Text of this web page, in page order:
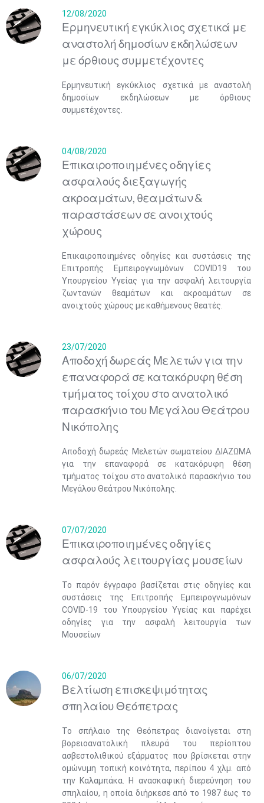
12/08/2020
Ερμηνευτική εγκύκλιος σχετικά με
αναστολή δημοσίων εκδηλώσεων
με όρθιους συμμετέχοντες
Ερμηνευτική εγκύκλιος σχετικά με αναστολή
δημοσίων εκδηλώσεων με όρθιους
συμμετέχοντες.
04/08/2020
Επικαιροποιημένες οδηγίες
ασφαλούς διεξαγωγής
ακροαμάτων, θεαμάτων &
παραστάσεων σε ανοιχτούς
χώρους​
Επικαιροποιημένες οδηγίες και συστάσεις της
Επιτροπής Εμπειρογνωμόνων COVID19 του
Υπουργείου Υγείας για την ασφαλή λειτουργία
ζωντανών θεαμάτων και ακροαμάτων σε
ανοιχτούς χώρους με καθήμενους θεατές.
23/07/2020
Αποδοχή δωρεάς Μελετών για την
επαναφορά σε κατακόρυφη θέση
τμήματος τοίχου στο ανατολικό
παρασκήνιο του Μεγάλου Θεάτρου
Νικόπολης
Αποδοχή δωρεάς Μελετών σωματείου ΔΙΑΖΩΜΑ
για την επαναφορά σε κατακόρυφη θέση
τμήματος τοίχου στο ανατολικό παρασκήνιο του
Μεγάλου Θεάτρου Νικόπολης.
07/07/2020
Επικαιροποιημένες οδηγίες
ασφαλούς λειτουργίας μουσείων
Το παρόν έγγραφο βασίζεται στις οδηγίες και
συστάσεις της Επιτροπής Εμπειρογνωμόνων
COVID-19 του Υπουργείου Υγείας και παρέχει
οδηγίες για την ασφαλή λειτουργία των
Μουσείων
06/07/2020
Βελτίωση επισκεψιμότητας
σπηλαίου Θεόπετρας
Το σπήλαιο της Θεόπετρας διανοίγεται στη
βορειοανατολική πλευρά του περίοπτου
ασβεστολιθικού εξάρματος που βρίσκεται στην
ομώνυμη τοπική κοινότητα, περίπου 4 χλμ. από
την Καλαμπάκα. Η ανασκαφική διερεύνηση του
σπηλαίου, η οποία διήρκεσε από το 1987 έως το